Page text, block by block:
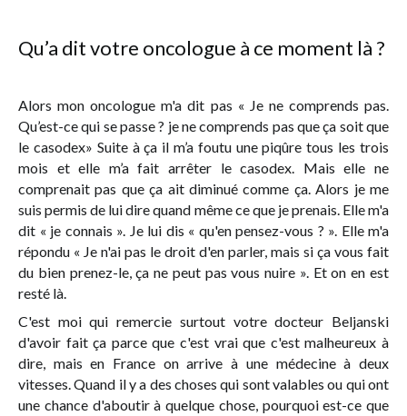
Qu’a dit votre oncologue à ce moment là ?
Alors mon oncologue m'a dit pas « Je ne comprends pas.
Qu’est-ce qui se passe ? je ne comprends pas que ça soit que
le casodex» Suite à ça il m’a foutu une piqûre tous les trois
mois et elle m’a fait arrêter le casodex. Mais elle ne
comprenait pas que ça ait diminué comme ça. Alors je me
suis permis de lui dire quand même ce que je prenais. Elle m'a
dit « je connais ». Je lui dis « qu'en pensez-vous ? ». Elle m'a
répondu « Je n'ai pas le droit d'en parler, mais si ça vous fait
du bien prenez-le, ça ne peut pas vous nuire ». Et on en est
resté là.
C'est moi qui remercie surtout votre docteur Beljanski
d'avoir fait ça parce que c'est vrai que c'est malheureux à
dire, mais en France on arrive à une médecine à deux
vitesses. Quand il y a des choses qui sont valables ou qui ont
une chance d'aboutir à quelque chose, pourquoi est-ce que